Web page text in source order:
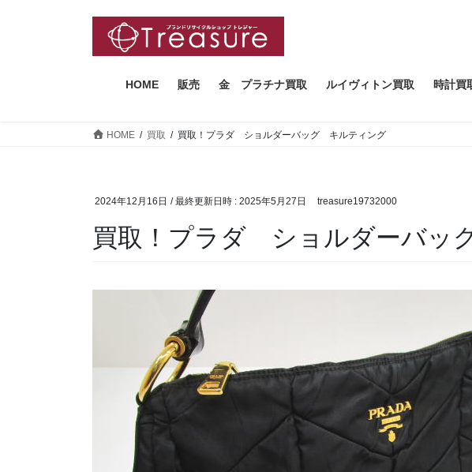
HOME 販売 金 プラチナ買取 ルイヴィトン買取 時計買
HOME 買取 買取！プラダ ショルダーバッグ キルティング
2024年12月16日 / 最終更新日時 : 2025年5月27日 treasure19732000
買取！プラダ ショルダーバッ